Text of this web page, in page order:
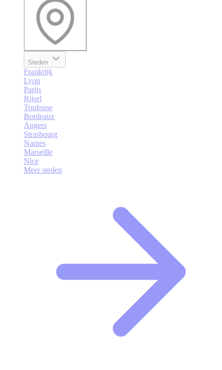
Steden
Frankrijk
Lyon
Parijs
Rijsel
Toulouse
Bordeaux
Angers
Strasbourg
Nantes
Marseille
Nice
Meer steden